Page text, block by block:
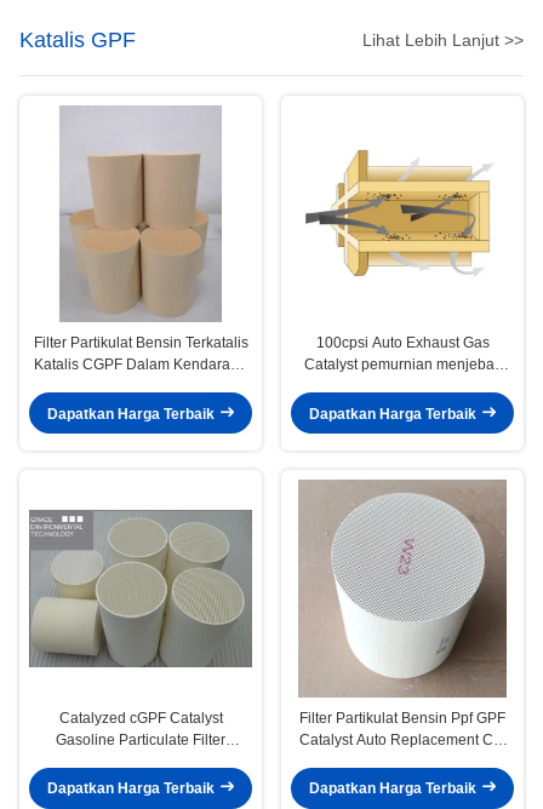
Katalis GPF Lihat Lebih Lanjut >>
Filter Partikulat Bensin Terkatalis
Katalis CGPF Dalam Kendaraan
Dapatkan Harga Terbaik
100cpsi Auto Exhaust Gas
Catalyst pemurnian menjebak
GDI
Dapatkan Harga Terbaik
Catalyzed cGPF Catalyst
Gasoline Particulate Filter
Dapatkan Harga Terbaik
Filter Partikulat Bensin Ppf GPF
Catalyst Auto Replacement Car
Dapatkan Harga Terbaik